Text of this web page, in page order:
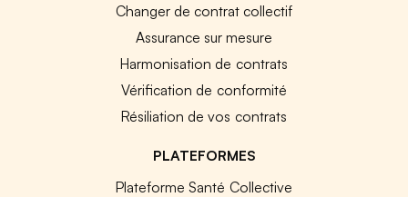
Changer de contrat collectif
Assurance sur mesure
Harmonisation de contrats
Vérification de conformité
Résiliation de vos contrats
PLATEFORMES
Plateforme Santé Collective